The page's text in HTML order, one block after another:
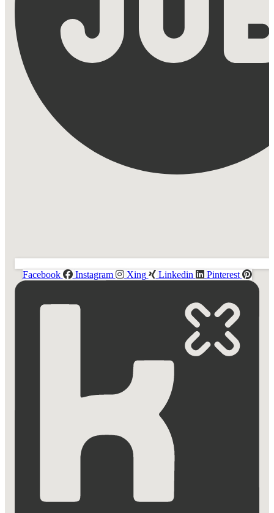
Facebook Instagram Xing Linkedin Pinterest